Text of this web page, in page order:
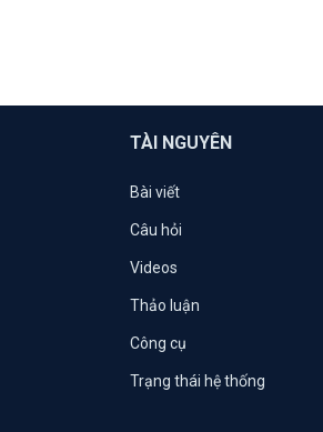
TÀI NGUYÊN
Bài viết
Câu hỏi
Videos
Thảo luận
Công cụ
Trạng thái hệ thống